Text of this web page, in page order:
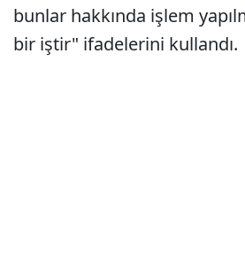
bunlar hakkında işlem
bir iştir" ifadelerini kullandı.